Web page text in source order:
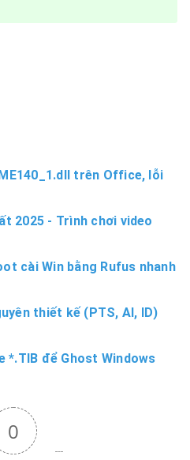
trên Office, lỗi
2025 - Trình chơi video
cài Win bằng Rufus nhanh
thiết kế (PTS, AI, ID)
*.TIB để Ghost Windows
0